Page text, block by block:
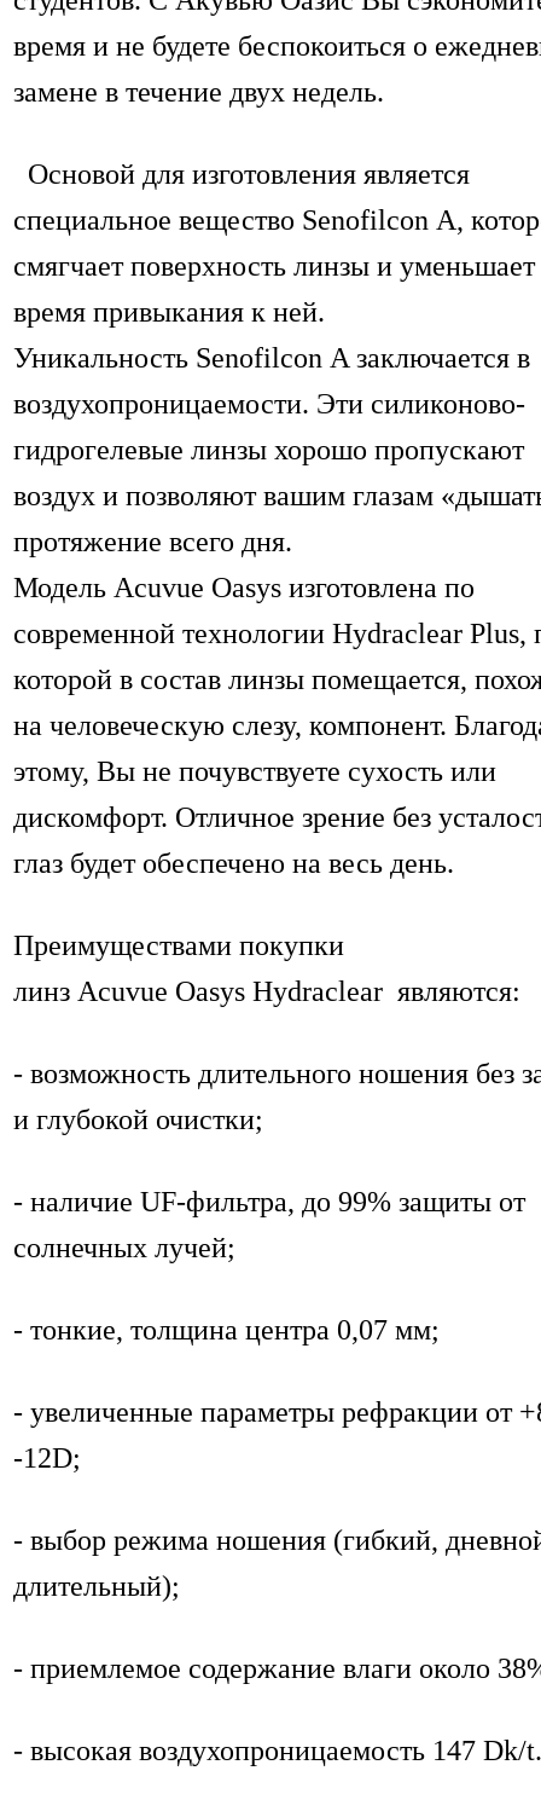
время и не будете беспокоиться о
замене в течение двух недель.
Основой для изготовления является
специальное вещество Senofilcon A,
смягчает поверхность линзы и уменьшает
время привыкания к ней.
Уникальность Senofilcon A заключается в
воздухопроницаемости. Эти силиконово-
гидрогелевые линзы хорошо пропускают
воздух и позволяют вашим глазам
протяжение всего дня.
Модель Acuvue Oasys изготовлена по
современной технологии Hydraclear Plus,
которой в состав линзы помещается,
на человеческую слезу, компонент.
этому, Вы не почувствуете сухость или
дискомфорт. Отличное зрение без
глаз будет обеспечено на весь день.
Преимуществами покупки
линз Acuvue Oasys Hydraclear являются:
- возможность длительного ношения без
и глубокой очистки;
- наличие UF-фильтра, до 99% защиты от
солнечных лучей;
- тонкие, толщина центра 0,07 мм;
- увеличенные параметры рефракции от
-12D;
- выбор режима ношения (гибкий,
длительный);
- приемлемое содержание влаги около
- высокая воздухопроницаемость 147 Dk/t.